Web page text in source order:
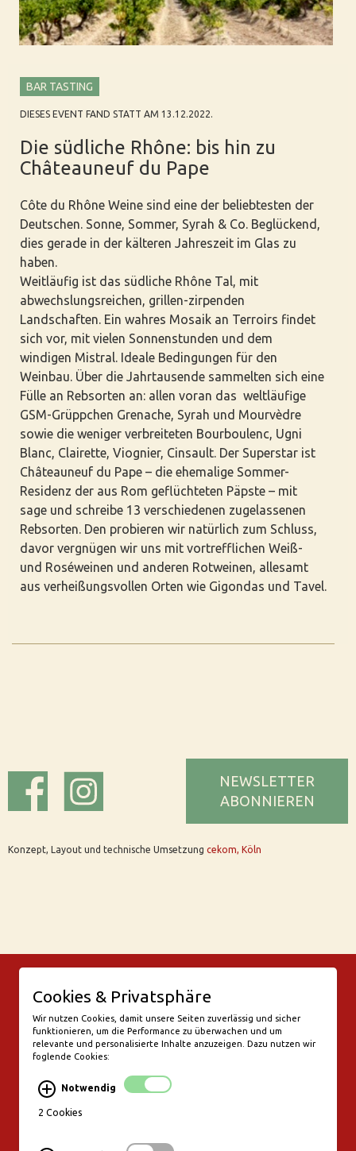
BAR TASTING
DIESES EVENT FAND STATT AM 13.12.2022.
Die südliche Rhône: bis hin zu
Châteauneuf du Pape
Côte du Rhône Weine sind eine der beliebtesten der
Deutschen. Sonne, Sommer, Syrah & Co. Beglückend,
dies gerade in der kälteren Jahreszeit im Glas zu
haben.
Weitläufig ist das südliche Rhône Tal, mit
abwechslungsreichen, grillen-zirpenden
Landschaften. Ein wahres Mosaik an Terroirs findet
sich vor, mit vielen Sonnenstunden und dem
windigen Mistral. Ideale Bedingungen für den
Weinbau. Über die Jahrtausende sammelten sich eine
Fülle an Rebsorten an: allen voran das weltläufige
GSM-Grüppchen Grenache, Syrah und Mourvèdre
sowie die weniger verbreiteten Bourboulenc, Ugni
Blanc, Clairette, Viognier, Cinsault. Der Superstar ist
Châteauneuf du Pape – die ehemalige Sommer-
Residenz der aus Rom geflüchteten Päpste – mit
sage und schreibe 13 verschiedenen zugelassenen
Rebsorten. Den probieren wir natürlich zum Schluss,
davor vergnügen wir uns mit vortrefflichen Weiß-
und Roséweinen und anderen Rotweinen, allesamt
aus verheißungsvollen Orten wie Gigondas und Tavel.
Konzept, Layout und technische Umsetzung cekom, Köln
NEWSLETTER
ABONNIEREN
Friesenwall 58
50672 Köln
valentine@bar-rix.de
Di + Mi Weinproben
Do 17:00-23:00
Fr - Sa 17:00 - 01:00
Cookies & Privatsphäre
Wir nutzen Cookies, damit unsere Seiten zuverlässig und sicher
funktionieren, um die Performance zu überwachen und um
relevante und personalisierte Inhalte anzuzeigen. Dazu nutzen wir
foglende Cookies:
Notwendig
2 Cookies